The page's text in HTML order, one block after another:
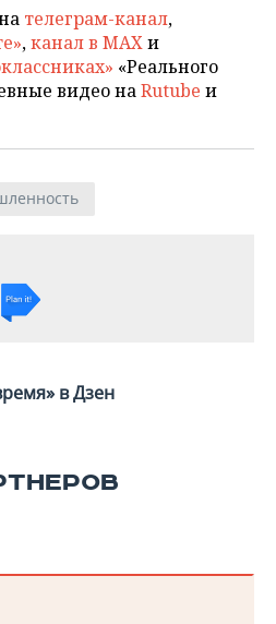
телеграм-канал,
,канал в MAXи
«Реального
видео наRutube и
в Дзен